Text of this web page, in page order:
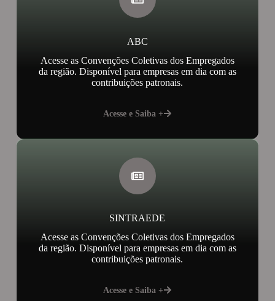
ABC
Acesse as Convenções Coletivas dos Empregados
da região. Disponível para empresas em dia com as
contribuições patronais.
Acesse e Saiba +
SINTRAEDE
Acesse as Convenções Coletivas dos Empregados
da região. Disponível para empresas em dia com as
contribuições patronais.
Acesse e Saiba +